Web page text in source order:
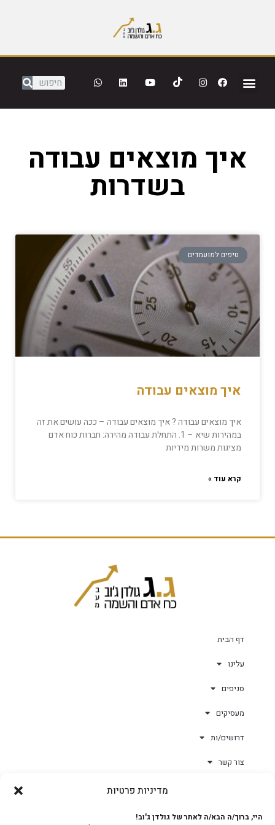
מדיניות פרטיות
היי, ברוך/ה הבא/ה לאתר של גולדן ג'וב!
איך מוצאים עבודה
בשדרות
טיפים למועמדים
איך מוצאים עבודה
איך מוצאים עבודה ? איך מוצאים עבודה – ככה עושים את זה
במהירות שיא – 1. התחלת עבודה מהירה: חברות כוח אדם
מציגות משרות מידיות
קרא עוד »
דף הבית
עלינו
סניפים
מעסיקים
דרושים/ות
צור קשר